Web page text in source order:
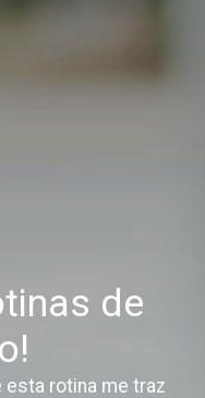
de
esta rotina me traz